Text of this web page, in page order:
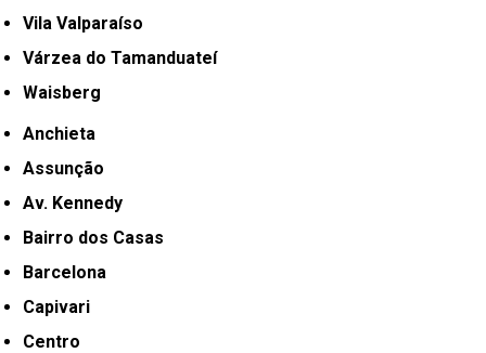
Vila Valparaíso
Várzea do Tamanduateí
Waisberg
Anchieta
Assunção
Av. Kennedy
Bairro dos Casas
Barcelona
Capivari
Centro